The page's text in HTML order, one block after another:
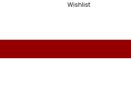
Wishlist